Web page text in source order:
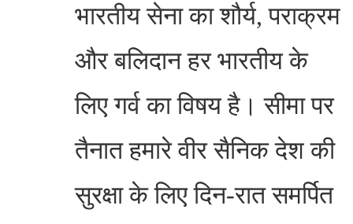
भारतीय सेना का शौर्य, पराक्रम
और बलिदान हर भारतीय के
लिए गर्व का विषय है। सीमा पर
तैनात हमारे वीर सैनिक देश की
सुरक्षा के लिए दिन-रात समर्पित